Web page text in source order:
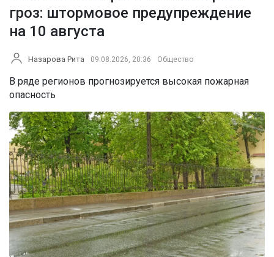
гроз: штормовое предупреждение
на 10 августа
Назарова Рита 09.08.2026, 20:36 Общество
В ряде регионов прогнозируется высокая пожарная
опасность